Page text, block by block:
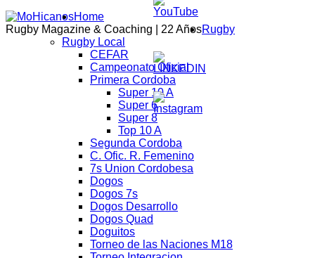
Rugby Magazine & Coaching | 22 Años
Home
Rugby
Rugby Local
CEFAR
Campeonato Oficial
Primera Cordoba
Super 10 A
Super 6
Super 8
Top 10 A
Segunda Cordoba
C. Ofic. R. Femenino
7s Union Cordobesa
Dogos
Dogos 7s
Dogos Desarrollo
Dogos Quad
Doguitos
Torneo de las Naciones M18